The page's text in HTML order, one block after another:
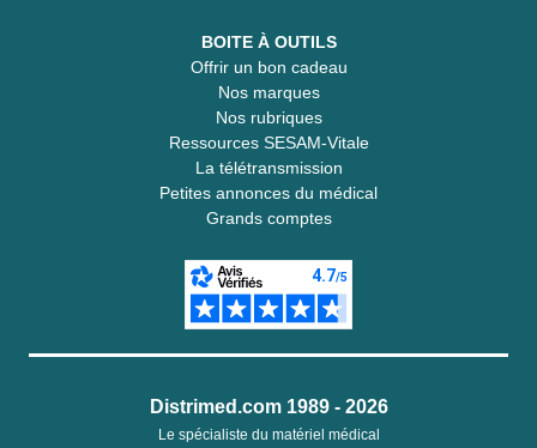
BOITE À OUTILS
Offrir un bon cadeau
Nos marques
Nos rubriques
Ressources SESAM-Vitale
La télétransmission
Petites annonces du médical
Grands comptes
Distrimed.com 1989 - 2026
Le spécialiste du matériel médical